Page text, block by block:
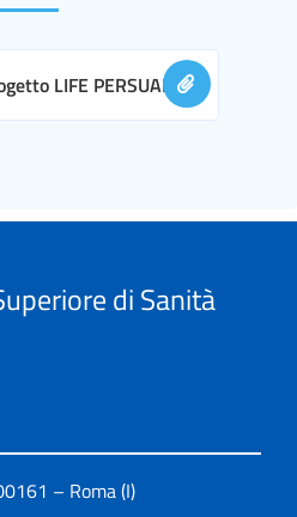
LIFE PERSUADED
di Sanità
– Roma (I)